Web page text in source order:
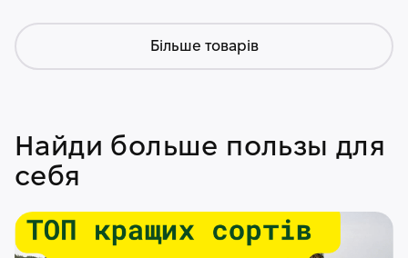
Більше товарів
Найди больше пользы для
себя